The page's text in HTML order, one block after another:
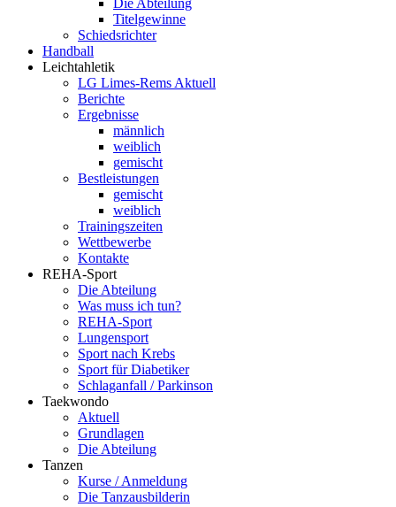
Die Abteilung
Titelgewinne
Schiedsrichter
Handball
Leichtahletik
LG Limes-Rems Aktuell
Berichte
Ergebnisse
männlich
weiblich
gemischt
Bestleistungen
gemischt
weiblich
Trainingszeiten
Wettbewerbe
Kontakte
REHA-Sport
Die Abteilung
Was muss ich tun?
REHA-Sport
Lungensport
Sport nach Krebs
Sport für Diabetiker
Schlaganfall / Parkinson
Taekwondo
Aktuell
Grundlagen
Die Abteilung
Tanzen
Kurse / Anmeldung
Die Tanzausbilderin